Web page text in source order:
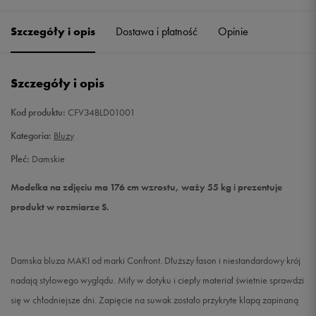
XS Powiadom o dostępności
L
Szczegóły i opis Dostawa i płatność Opinie
Szczegóły i opis
Kod produktu: CFV34BLD01001
Kategoria: Bluzy
Płeć: Damskie
Modelka na zdjęciu ma 176 cm wzrostu, waży 55 kg i prezentuje
produkt w rozmiarze S.
Damska bluza MAKI od marki Confront. Dłuższy fason i niestandardowy krój
nadają stylowego wyglądu. Miły w dotyku i ciepły materiał świetnie sprawdzi
się w chłodniejsze dni. Zapięcie na suwak zostało przykryte klapą zapinaną